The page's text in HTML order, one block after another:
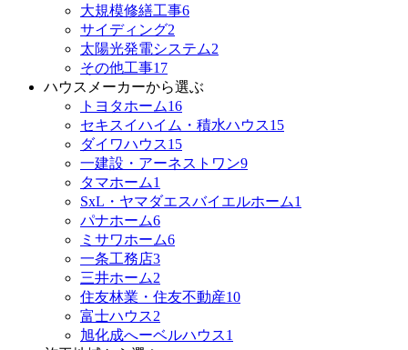
大規模修繕工事6
サイディング2
太陽光発電システム2
その他工事17
ハウスメーカーから選ぶ
トヨタホーム16
セキスイハイム・積水ハウス15
ダイワハウス15
一建設・アーネストワン9
タマホーム1
SxL・ヤマダエスバイエルホーム1
パナホーム6
ミサワホーム6
一条工務店3
三井ホーム2
住友林業・住友不動産10
富士ハウス2
旭化成へーベルハウス1